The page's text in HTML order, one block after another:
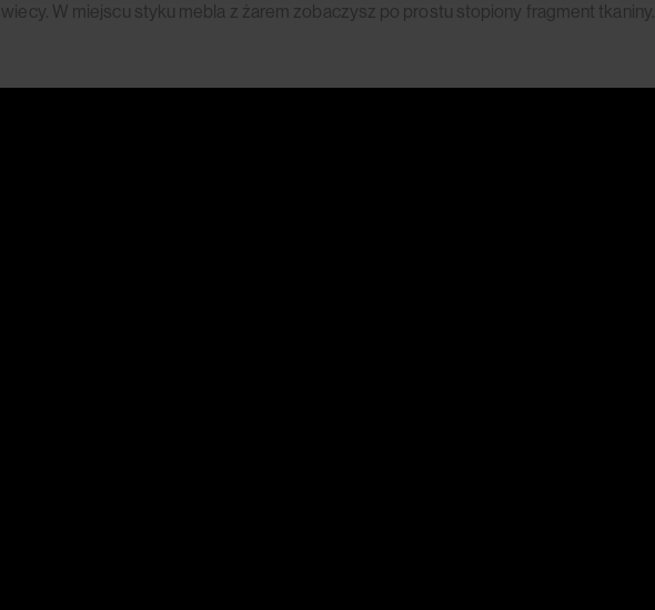
W miejscu styku mebla z żarem zobaczysz po prostu stopiony fragment tkaniny.